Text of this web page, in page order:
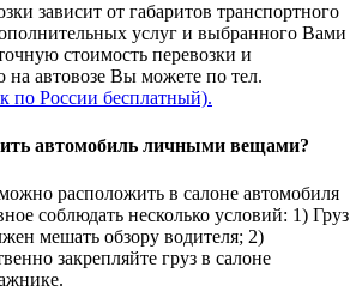
зависит от габаритов транспортного
услуг и выбранного Вами
стоимость перевозки и
на автовозе Вы можете по тел.
по России бесплатный).
автомобиль личными вещами?
расположить в салоне автомобиля
соблюдать несколько условий: 1) Груз
мешать обзору водителя; 2)
закрепляйте груз в салоне